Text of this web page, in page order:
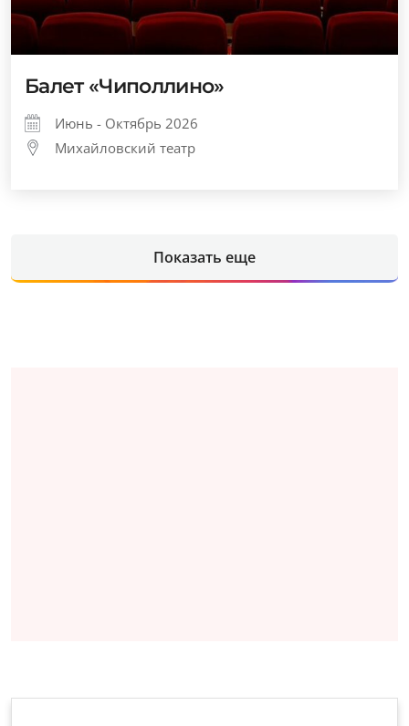
Балет «Чиполлино»
Июнь - Октябрь 2026
Михайловский театр
Показать еще